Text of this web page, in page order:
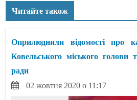
Читайте також
Оприлюднили відомості про
Ковельського міського голови
ради
02 жовтня 2020 о 11:17